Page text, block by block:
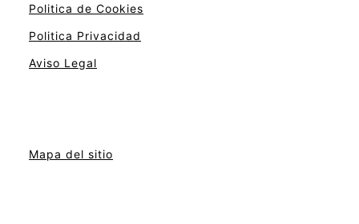
Politica de Cookies
Politica Privacidad
Aviso Legal
Mapa del sitio